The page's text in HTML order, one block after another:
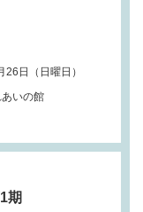
日（日曜日）
いの館
期